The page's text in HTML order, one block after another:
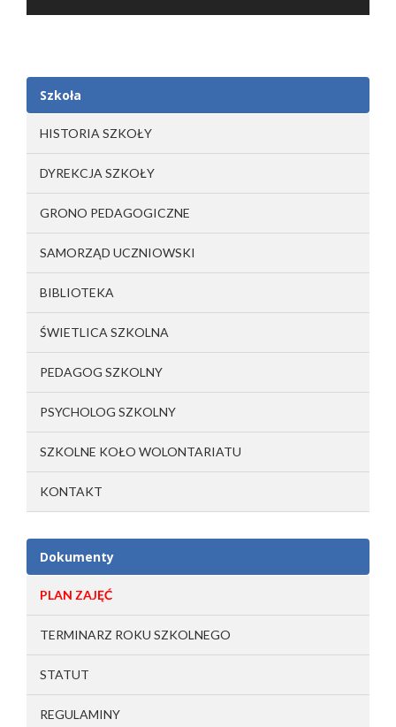
Szkoła
HISTORIA SZKOŁY
DYREKCJA SZKOŁY
GRONO PEDAGOGICZNE
SAMORZĄD UCZNIOWSKI
BIBLIOTEKA
ŚWIETLICA SZKOLNA
PEDAGOG SZKOLNY
PSYCHOLOG SZKOLNY
SZKOLNE KOŁO WOLONTARIATU
KONTAKT
Dokumenty
PLAN ZAJĘĆ
TERMINARZ ROKU SZKOLNEGO
STATUT
REGULAMINY